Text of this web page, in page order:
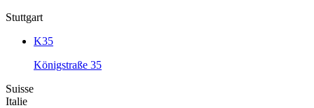
Stuttgart
K35
Königstraße 35
Suisse
Italie